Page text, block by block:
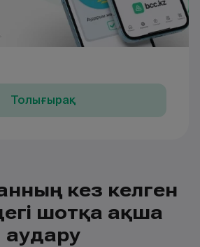
Толығырақ
кез келген
шотқа ақша
аудару